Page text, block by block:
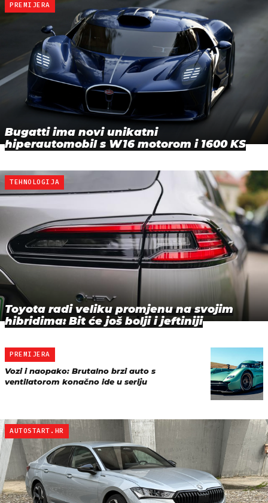
PREMIJERA
Bugatti ima novi unikatni
hiperautomobil s W16 motorom i 1600 KS
TEHNOLOGIJA
Toyota radi veliku promjenu na svojim
hibridima: Bit će još bolji i jeftiniji
PREMIJERA
Vozi i naopako: Brutalno brzi auto s
ventilatorom konačno ide u seriju
AUTOSTART.HR